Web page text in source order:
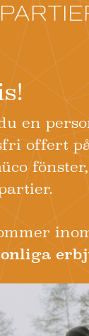
en
offert